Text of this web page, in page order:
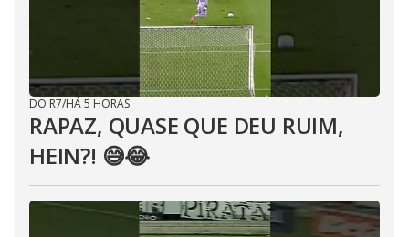
DO R7/HÁ 5 HORAS
RAPAZ, QUASE QUE DEU RUIM,
HEIN?! 😅😂⁣